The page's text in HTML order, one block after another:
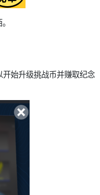
始升级挑战币并赚取纪念